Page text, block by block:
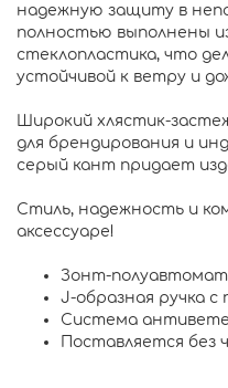
надежную защиту в
полностью выполнены
стеклопластика, что
устойчивой к ветру и
Широкий хлястик-
для брендирования и
серый кант придает
Стиль, надежность и
аксессуаре!
Зонт-полуавтомат,
J-образная ручка
Система
Поставляется без